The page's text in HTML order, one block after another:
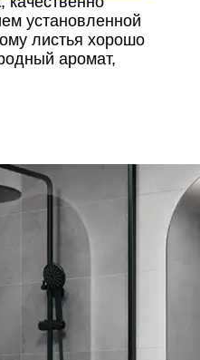
установленной
листья хорошо
аромат,